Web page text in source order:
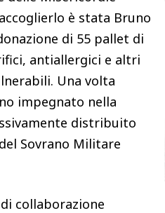
è stata Bruno
di 55 pallet di
antiallergici e altri
Una volta
impegnato nella
distribuito
Sovrano Militare
collaborazione